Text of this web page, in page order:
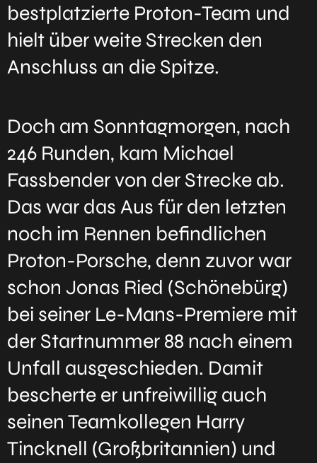
bestplatzierte Proton-Team und
hielt über weite Strecken den
Anschluss an die Spitze.
Doch am Sonntagmorgen, nach
246 Runden, kam Michael
Fassbender von der Strecke ab.
Das war das Aus für den letzten
noch im Rennen befindlichen
Proton-Porsche, denn zuvor war
schon Jonas Ried (Schönebürg)
bei seiner Le-Mans-Premiere mit
der Startnummer 88 nach einem
Unfall ausgeschieden. Damit
bescherte er unfreiwillig auch
seinen Teamkollegen Harry
Tincknell (Großbritannien) und